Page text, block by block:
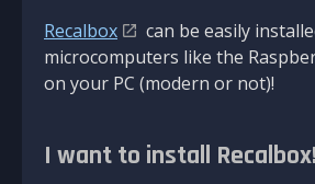
Recalbox
can be easily
microcomputers like the
on your PC (modern or not)!
I want to install